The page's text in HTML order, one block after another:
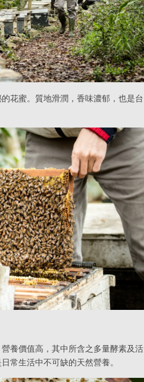
花蜜。質地滑潤，香味濃郁，也是台
養價值高，其中所含之多量酵素及活
常生活中不可缺的天然營養。